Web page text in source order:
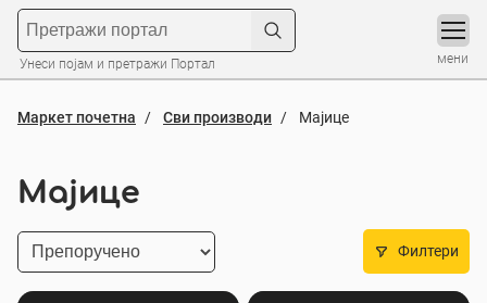
Унеси појам и претражи Портал мени
Маркет почетна Сви производи Мајице
Мајице
Филтери